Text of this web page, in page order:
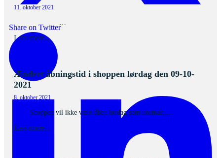
Share on Twitter
11. oktober 2021
Læs mere...
Ændret åbningstid i shoppen lørdag den 09-10-
2021
8. oktober 2021
Shoppen vil ikke være åben lørdag som normalt,…
Læs mere...